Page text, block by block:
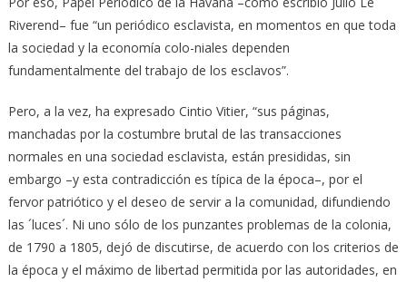
Riverend– fue “un periódico esclavista, en momentos en que toda
la sociedad y la economía colo-niales dependen
fundamentalmente del trabajo de los esclavos”.
Pero, a la vez, ha expresado Cintio Vitier, “sus páginas,
manchadas por la costumbre brutal de las transacciones
normales en una sociedad esclavista, están presididas, sin
embargo –y esta contradicción es típica de la época–, por el
fervor patriótico y el deseo de servir a la comunidad, difundiendo
las ´luces´. Ni uno sólo de los punzantes problemas de la colonia,
de 1790 a 1805, dejó de discutirse, de acuerdo con los criterios de
la época y el máximo de libertad permitida por las autoridades, en